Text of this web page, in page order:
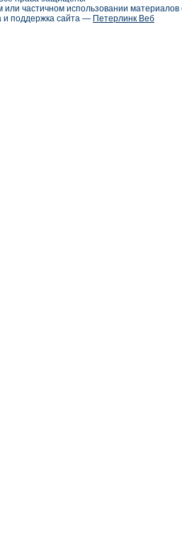
или частичном использовании
и поддержка сайта — Петерлинк Веб